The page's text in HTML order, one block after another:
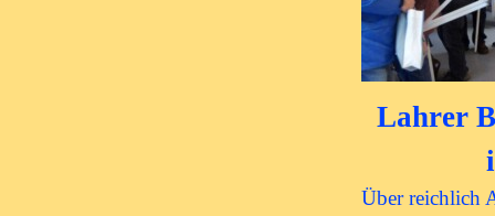
Lahrer
Über reichlich